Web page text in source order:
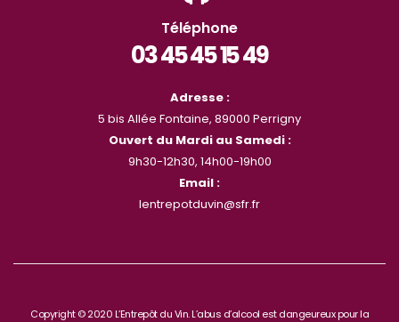
Téléphone
03 45 45 15 49
Adresse :
5 bis Allée Fontaine, 89000 Perrigny
Ouvert du Mardi au Samedi :
9h30-12h30, 14h00-19h00
Email :
lentrepotduvin@sfr.fr
Copyright © 2020 L’Entrepôt du Vin. L’abus d’alcool est dangeureux pour la